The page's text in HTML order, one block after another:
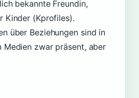
bekannte Freundin,
Kinder (Kprofiles).
über Beziehungen sind in
Medien zwar präsent, aber